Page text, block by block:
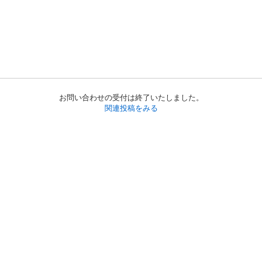
お問い合わせの受付は終了いたしました。
関連投稿をみる